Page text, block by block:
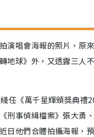
演唱會海報的照片，原
地球》外，又透露三人
任《萬千星輝頒獎典
刑事偵緝檔案》張大勇
日他們合體拍攝海報，